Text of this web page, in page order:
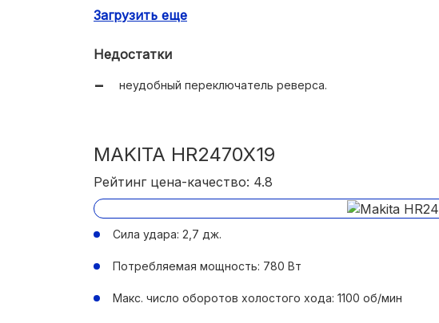
надежность.
Загрузить еще
Недостатки
неудобный переключатель реверса.
MAKITA HR2470X19
Рейтинг цена-качество: 4.8
Сила удара: 2,7 дж.
Потребляемая мощность: 780 Вт
Макс. число оборотов холостого хода: 1100 об/мин